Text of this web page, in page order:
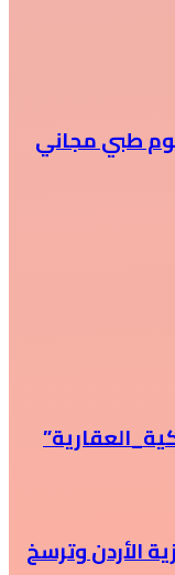
طبي مجاني
الأردن وترسخ